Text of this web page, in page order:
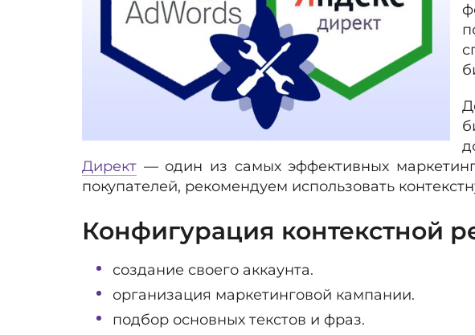
Директ — один из самых эффективных
покупателей, рекомендуем использовать
Конфигурация контекстной
создание своего аккаунта.
организация маркетинговой кампании.
подбор основных текстов и фраз.